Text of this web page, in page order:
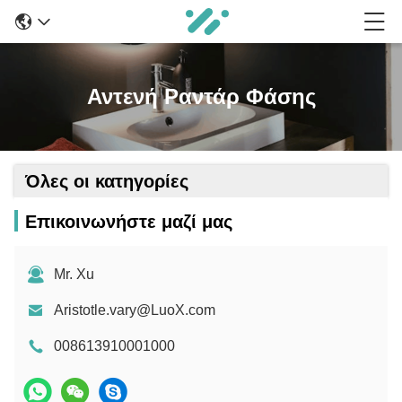
Αντενή Ραντάρ Φάσης
Όλες οι κατηγορίες
Επικοινωνήστε μαζί μας
Mr. Xu
Aristotle.vary@LuoX.com
008613910001000